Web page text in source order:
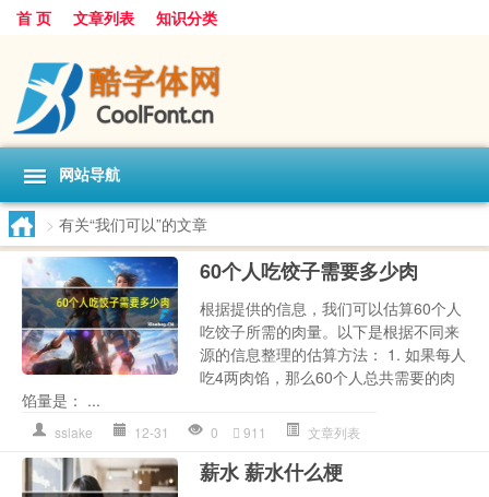
首 页 文章列表 知识分类
网站导航
> 有关“我们可以”的文章
60个人吃饺子需要多少肉
根据提供的信息，我们可以估算60个人
吃饺子所需的肉量。以下是根据不同来
源的信息整理的估算方法： 1. 如果每人
吃4两肉馅，那么60个人总共需要的肉
馅量是： ...
sslake 12-31 0 911 文章列表
薪水 薪水什么梗